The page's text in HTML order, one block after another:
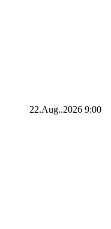
22.Aug..2026 9:00